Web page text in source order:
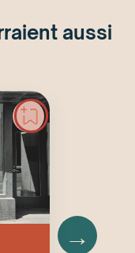
aussi
→